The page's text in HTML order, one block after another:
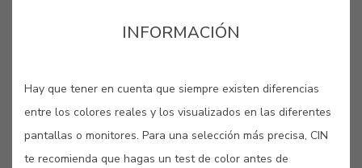
ALMAGRE #E088
INFORMACIÓN
Hay que tener en cuenta que siempre existen diferencias
entre los colores reales y los visualizados en las diferentes
pantallas o monitores. Para una selección más precisa, CIN
te recomienda que hagas un test de color antes de